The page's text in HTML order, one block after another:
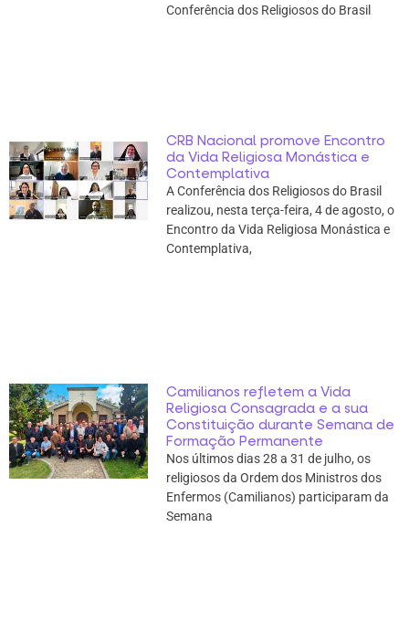
Conferência dos Religiosos do Brasil
CRB Nacional promove Encontro
da Vida Religiosa Monástica e
Contemplativa
A Conferência dos Religiosos do Brasil
realizou, nesta terça-feira, 4 de agosto, o
Encontro da Vida Religiosa Monástica e
Contemplativa,
Camilianos refletem a Vida
Religiosa Consagrada e a sua
Constituição durante Semana de
Formação Permanente
Nos últimos dias 28 a 31 de julho, os
religiosos da Ordem dos Ministros dos
Enfermos (Camilianos) participaram da
Semana